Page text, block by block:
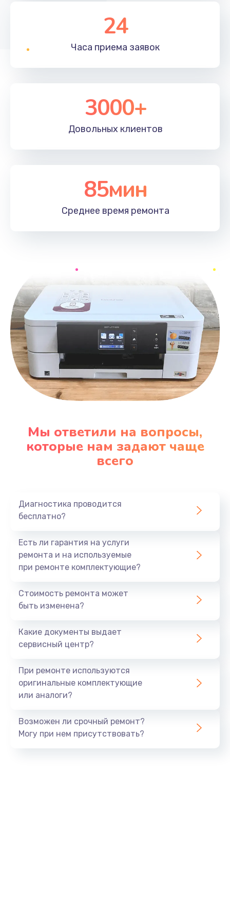
24
Часа приема заявок
3000+
Довольных клиентов
85мин
Среднее время ремонта
Мы ответили на вопросы,
которые нам задают чаще
всего
Диагностика проводится
бесплатно?
Есть ли гарантия на услуги
ремонта и на используемые
при ремонте комплектующие?
Стоимость ремонта может
быть изменена?
Какие документы выдает
сервисный центр?
При ремонте используются
оригинальные комплектующие
или аналоги?
Возможен ли срочный ремонт?
Могу при нем присутствовать?